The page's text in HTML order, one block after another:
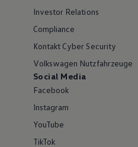
Investor Relations
Compliance
Kontakt Cyber Security
Volkswagen Nutzfahrzeuge
Social Media
Facebook
Instagram
YouTube
TikTok